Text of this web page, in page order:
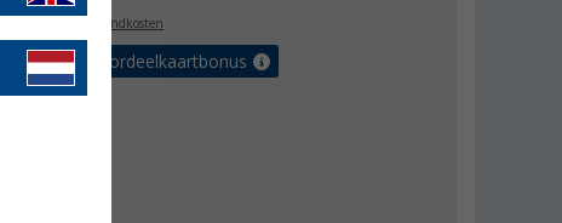
plus verzendkosten
tot 5% voordeelkaartbonus